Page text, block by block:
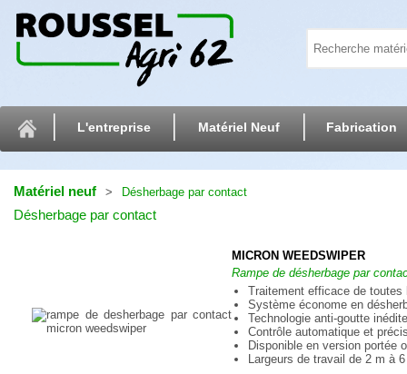
L'entreprise Matériel Neuf Fabrication
Matériel neuf Désherbage par contact
Désherbage par contact
MICRON WEEDSWIPER
Rampe de désherbage par
Traitement efficace de
Système économe en
Technologie anti-goutte
Contrôle automatique et
Disponible en version portée
Largeurs de travail de 2 m à